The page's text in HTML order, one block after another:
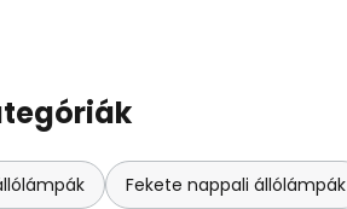
Fekete nappali állólámpák